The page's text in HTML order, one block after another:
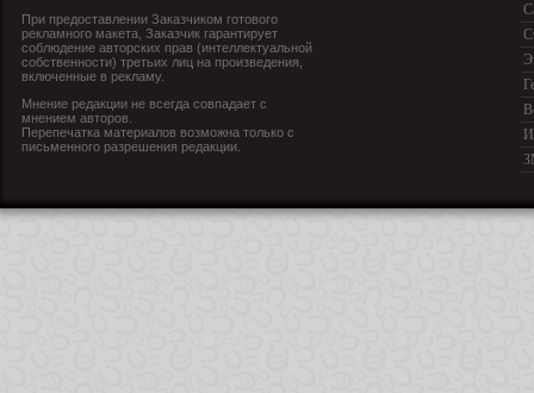
При предоставлении Заказчиком готового
рекламного макета, Заказчик гарантирует
соблюдение авторских прав (интеллектуальной
собственности) третьих лиц на произведения,
включенные в рекламу.
Мнение редакции не всегда совпадает с
мнением авторов.
Перепечатка материалов возможна только с
письменного разрешения редакции.